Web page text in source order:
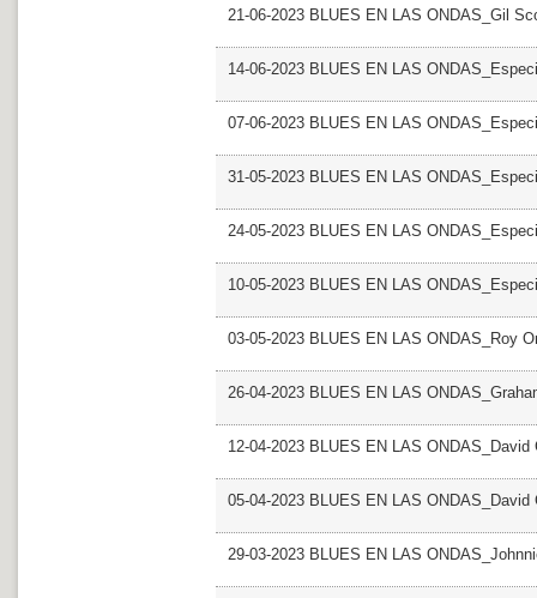
21-06-2023 BLUES EN LAS ONDAS_Gil
14-06-2023 BLUES EN LAS
07-06-2023 BLUES EN LAS
31-05-2023 BLUES EN LAS
24-05-2023 BLUES EN LAS
10-05-2023 BLUES EN LAS
03-05-2023 BLUES EN LAS ONDAS_Roy
26-04-2023 BLUES EN LAS
12-04-2023 BLUES EN LAS ONDAS_David
05-04-2023 BLUES EN LAS ONDAS_David
29-03-2023 BLUES EN LAS